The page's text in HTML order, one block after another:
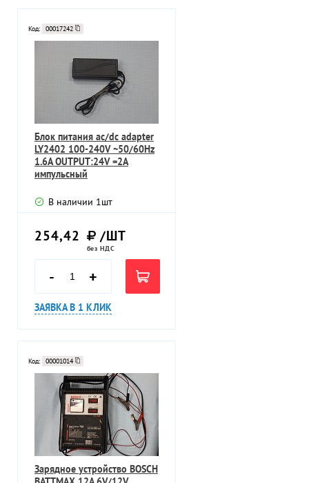
Код: 00017242
Блок питания ac/dc adapter
LY2402 100-240V ~50/60Hz
1.6A OUTPUT:24V =2A
импульсный
В наличии 1шт
254,42 /ШТ
без НДС
- +
ЗАЯВКА В 1 КЛИК
Код: 00001014
Зарядное устройство BOSCH